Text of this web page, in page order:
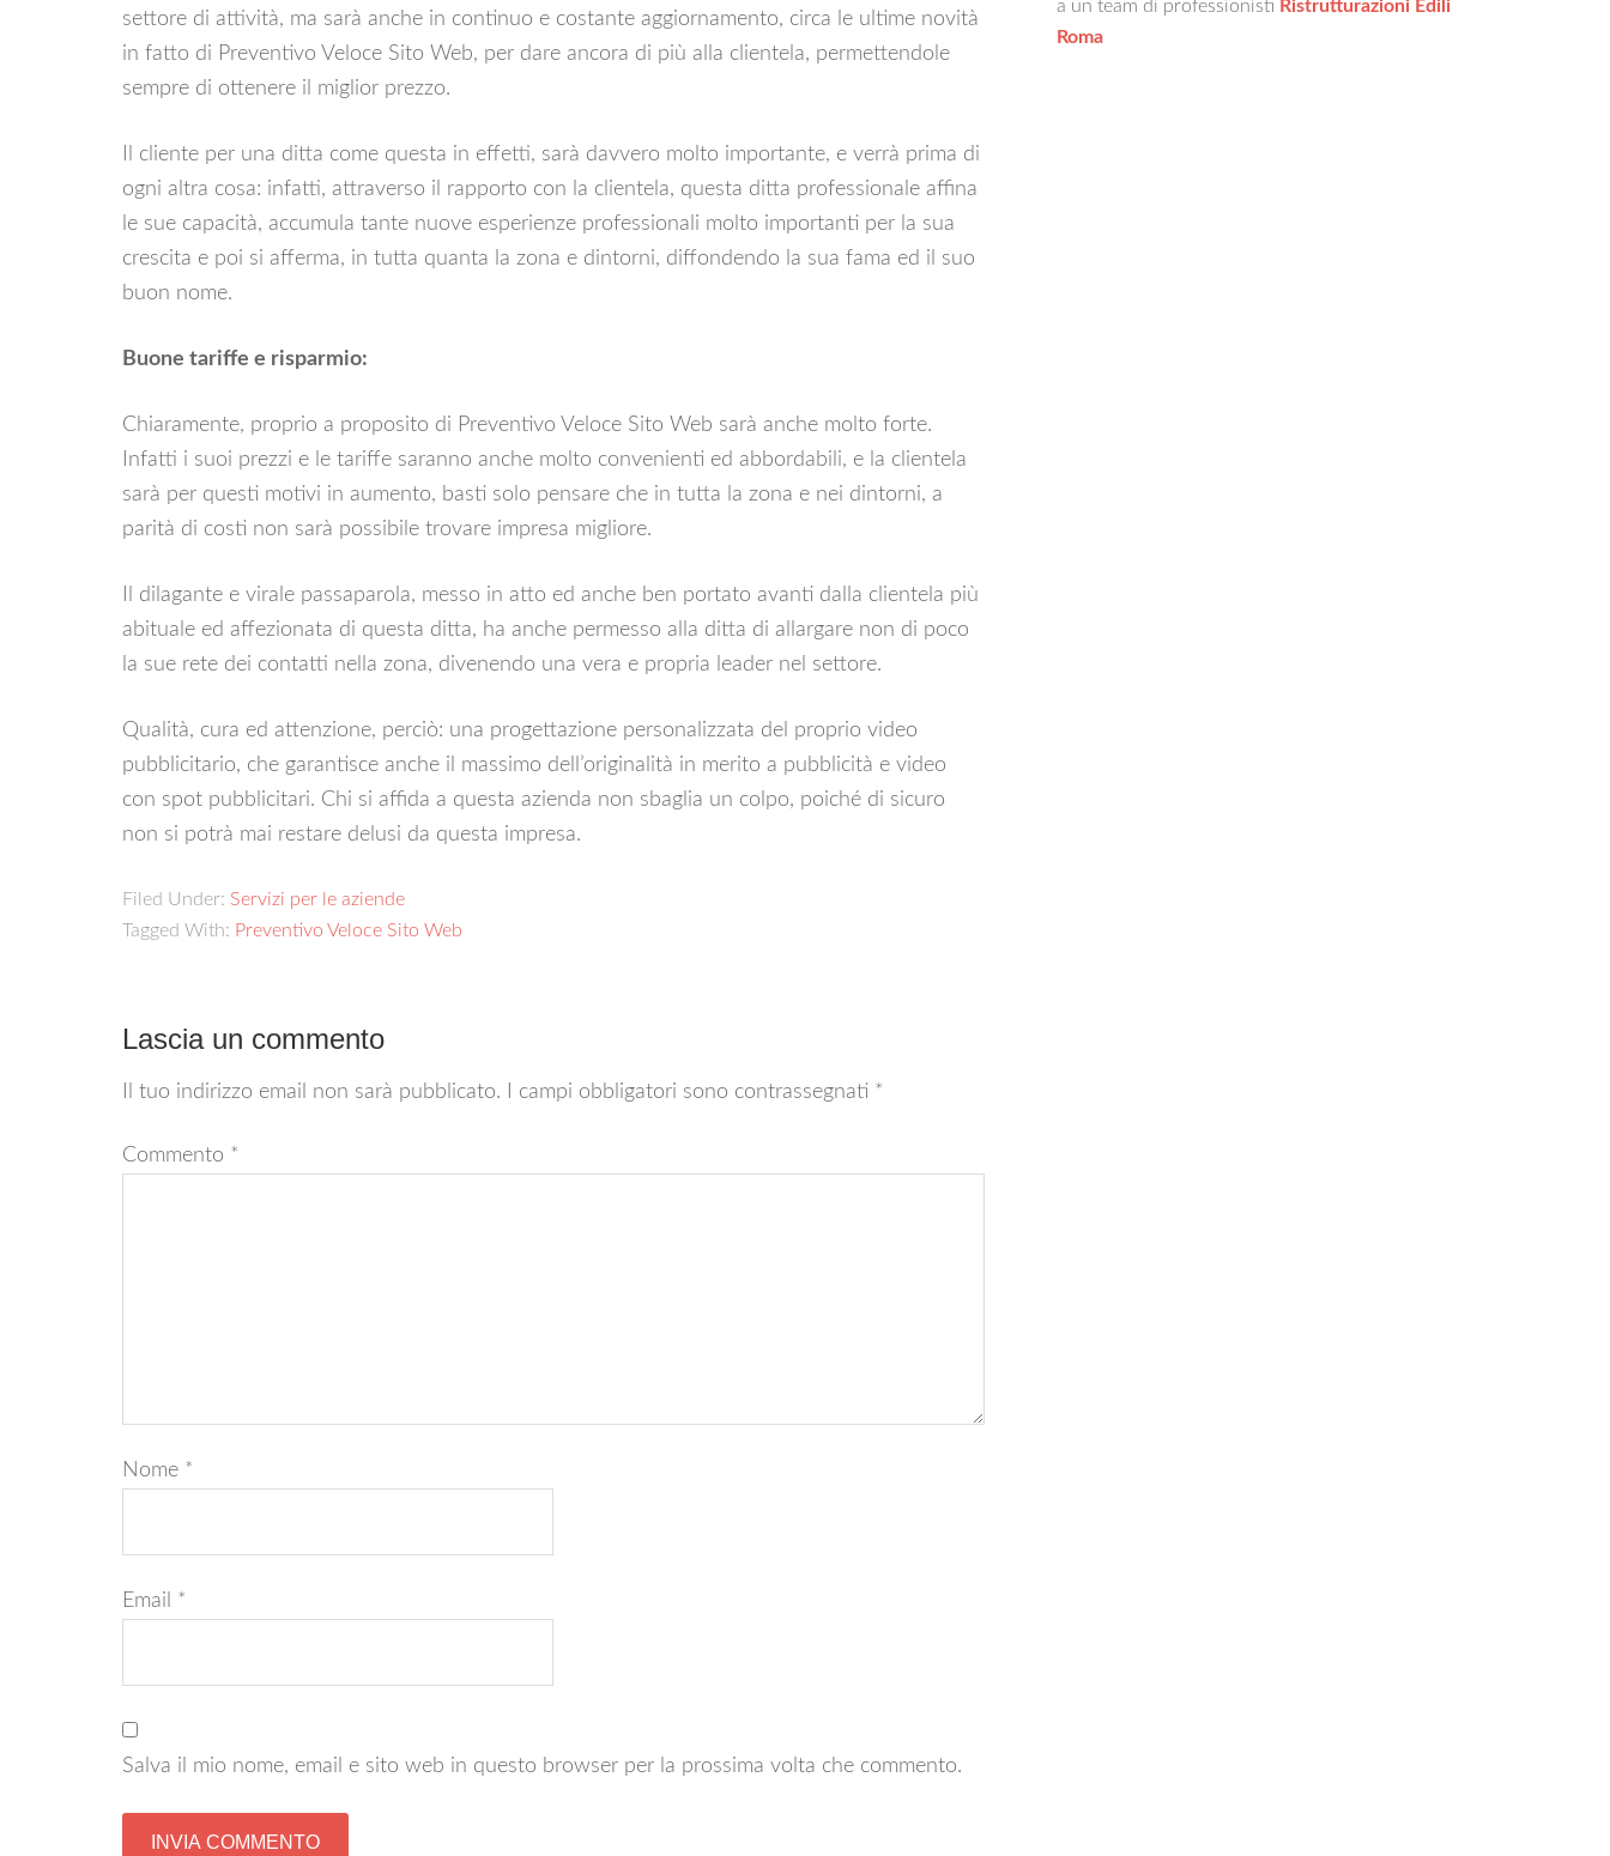
settore di attività, ma sarà anche in continuo e costante aggiornamento, circa le ultime novità
in fatto di Preventivo Veloce Sito Web, per dare ancora di più alla clientela, permettendole
sempre di ottenere il miglior prezzo.
Il cliente per una ditta come questa in effetti, sarà davvero molto importante, e verrà prima di
ogni altra cosa: infatti, attraverso il rapporto con la clientela, questa ditta professionale affina
le sue capacità, accumula tante nuove esperienze professionali molto importanti per la sua
crescita e poi si afferma, in tutta quanta la zona e dintorni, diffondendo la sua fama ed il suo
buon nome.
Buone tariffe e risparmio:
Chiaramente, proprio a proposito di Preventivo Veloce Sito Web sarà anche molto forte.
Infatti i suoi prezzi e le tariffe saranno anche molto convenienti ed abbordabili, e la clientela
sarà per questi motivi in aumento, basti solo pensare che in tutta la zona e nei dintorni, a
parità di costi non sarà possibile trovare impresa migliore.
Il dilagante e virale passaparola, messo in atto ed anche ben portato avanti dalla clientela più
abituale ed affezionata di questa ditta, ha anche permesso alla ditta di allargare non di poco
la sue rete dei contatti nella zona, divenendo una vera e propria leader nel settore.
Qualità, cura ed attenzione, perciò: una progettazione personalizzata del proprio video
pubblicitario, che garantisce anche il massimo dell’originalità in merito a pubblicità e video
con spot pubblicitari. Chi si affida a questa azienda non sbaglia un colpo, poiché di sicuro
non si potrà mai restare delusi da questa impresa.
Filed Under: Servizi per le aziende
Tagged With: Preventivo Veloce Sito Web
Lascia un commento
Il tuo indirizzo email non sarà pubblicato. I campi obbligatori sono contrassegnati *
Commento *
Nome *
Email *
Salva il mio nome, email e sito web in questo browser per la prossima volta che commento.
a un team di professionisti Ristrutturazioni Edili
Roma